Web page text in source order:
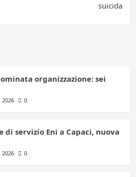
suicida
organizzazione: sei
0
di servizio Eni a Capaci, nuova
0